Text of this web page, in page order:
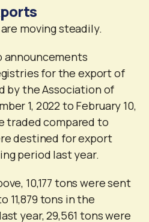
are moving steadily.
announcements
for the export of
by the Association of
1, 2022 to February 10,
traded compared to
destined for export
period last year.
10,177 tons were sent
11,879 tons in the
year, 29,561 tons were